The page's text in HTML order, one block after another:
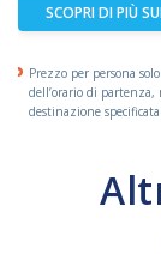
SCOPRI DI PIÙ
Prezzo per persona
dell’orario di
destinazione specificata.